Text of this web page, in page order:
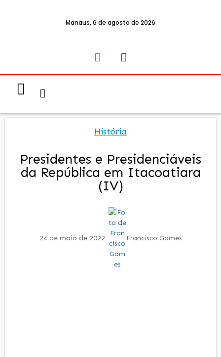
Manaus, 6 de agosto de 2026
História
Presidentes e Presidenciáveis
da República em Itacoatiara
(IV)
24 de maio de 2022 Francisco Gomes